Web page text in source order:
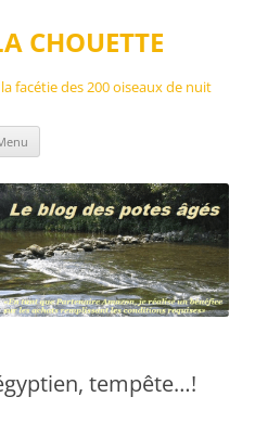
CHOUETTE
facétie des 200 oiseaux de nuit
tempête…!